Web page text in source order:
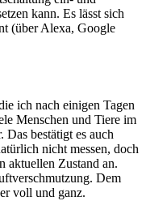
kann. Es lässt sich
(über Alexa, Google
ich nach einigen Tagen
Menschen und Tiere im
bestätigt es auch
nicht messen, doch
aktuellen Zustand an.
Dem
voll und ganz.